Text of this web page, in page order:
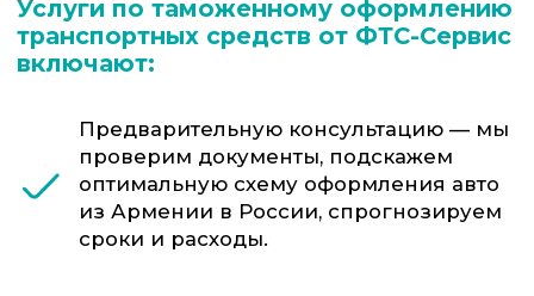
Работа с ЭПТС — мы готовим весь
набор документов необходимых для
получения ЭПТС. Наша испытательная
документы как заключения о
стоимости автомобилей и заключения
о технических характеристиках.
подадим ПТД, подготовим все
сопутствующие документы.